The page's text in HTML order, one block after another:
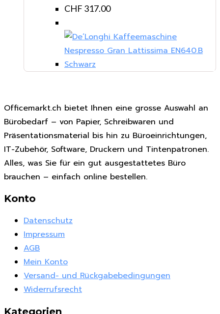
CHF 317.00
Officemarkt.ch bietet Ihnen eine grosse Auswahl an
Bürobedarf – von Papier, Schreibwaren und
Präsentationsmaterial bis hin zu Büroeinrichtungen,
IT-Zubehör, Software, Druckern und Tintenpatronen.
Alles, was Sie für ein gut ausgestattetes Büro
brauchen – einfach online bestellen.
Konto
Datenschutz
Impressum
AGB
Mein Konto
Versand- und Rückgabebedingungen
Widerrufsrecht
Kategorien